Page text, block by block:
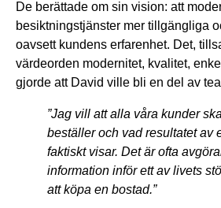
De berättade om sin vision: att
besiktningstjänster mer tillgängliga
oavsett kundens erfarenhet. Det,
värdeorden modernitet, kvalitet,
gjorde att David ville bli en del av
”Jag vill att alla våra kunder
beställer och vad resultatet av
faktiskt visar. Det är ofta
information inför ett av livets
att köpa en bostad.”